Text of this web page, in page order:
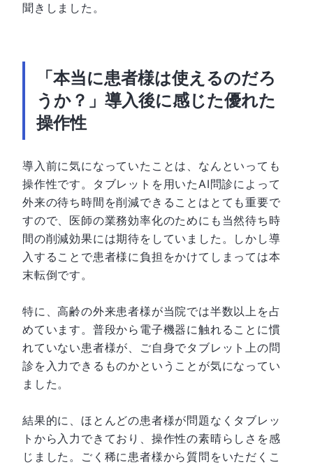
聞きしました。
「本当に患者様は使えるのだろ
うか？」導入後に感じた優れた
操作性
導入前に気になっていたことは、なんといっても
操作性です。タブレットを用いたAI問診によって
外来の待ち時間を削減できることはとても重要で
すので、医師の業務効率化のためにも当然待ち時
間の削減効果には期待をしていました。しかし導
入することで患者様に負担をかけてしまっては本
末転倒です。
特に、高齢の外来患者様が当院では半数以上を占
めています。普段から電子機器に触れることに慣
れていない患者様が、ご自身でタブレット上の問
診を入力できるものかということが気になってい
ました。
結果的に、ほとんどの患者様が問題なくタブレッ
トから入力できており、操作性の素晴らしさを感
じました。ごく稀に患者様から質問をいただくこ